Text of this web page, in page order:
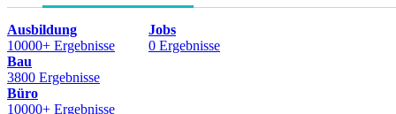
Ausbildung
10000+ Ergebnisse
Bau
3800 Ergebnisse
Büro
10000+ Ergebnisse
Jobs
0 Ergebnisse